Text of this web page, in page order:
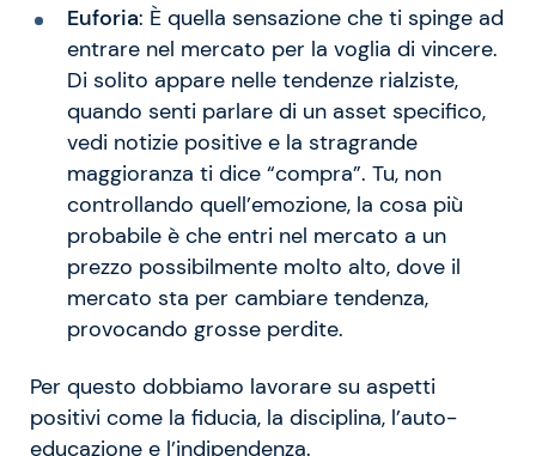
Euforia: È quella sensazione che ti spinge ad
entrare nel mercato per la voglia di vincere.
Di solito appare nelle tendenze rialziste,
quando senti parlare di un asset specifico,
vedi notizie positive e la stragrande
maggioranza ti dice “compra”. Tu, non
controllando quell’emozione, la cosa più
probabile è che entri nel mercato a un
prezzo possibilmente molto alto, dove il
mercato sta per cambiare tendenza,
provocando grosse perdite.
Per questo dobbiamo lavorare su aspetti
positivi come la fiducia, la disciplina, l’auto-
educazione e l’indipendenza.